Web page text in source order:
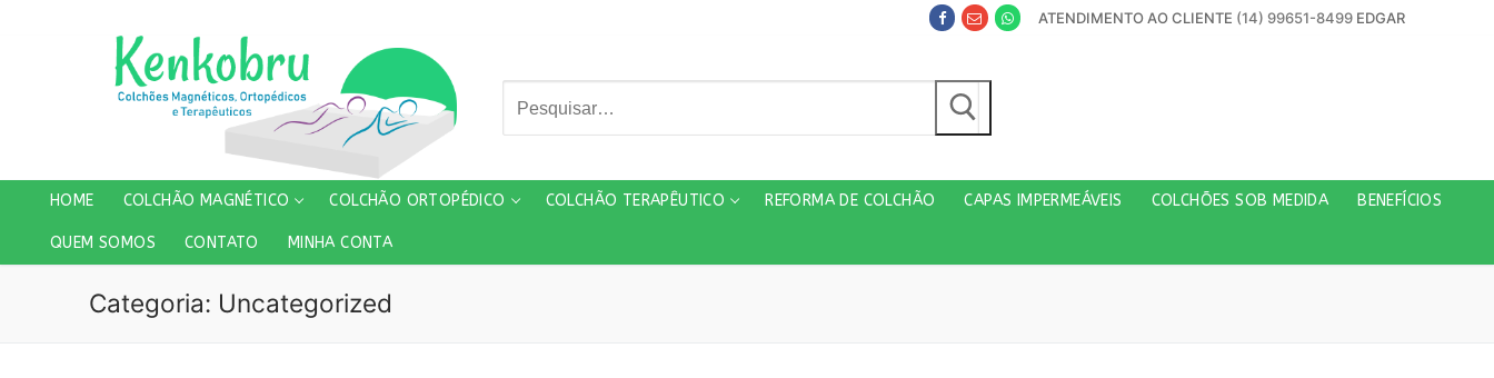
ATENDIMENTO AO CLIENTE (14) 99651-8499 EDGAR
por:
HOME COLCHÃO MAGNÉTICO COLCHÃO ORTOPÉDICO COLCHÃO TERAPÊUTICO REFORMA DE COLCHÃO CAPAS IMPERMEÁVEIS COLCHÕES SOB MEDIDA BENEFÍCIOS
QUEM SOMOS CONTATO MINHA CONTA
Categoria: Uncategorized